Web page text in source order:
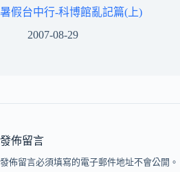
暑假台中行-科博館亂記篇(上)
2007-08-29
發佈留言
發佈留言必須填寫的電子郵件地址不會公開。